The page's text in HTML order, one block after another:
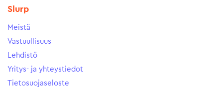
Slurp
Meistä
Vastuullisuus
Lehdistö
Yritys- ja yhteystiedot
Tietosuojaseloste